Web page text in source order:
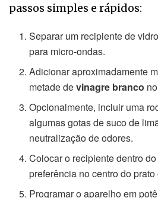
passos simples e rápidos:
Separar um recipiente de
para micro-ondas.
Adicionar aproximadamente
metade devinagre branco
Opcionalmente, incluir uma
algumas gotas de suco de
neutralização de odores.
Colocar o recipiente dentro
preferência no centro do prato
Programar o aparelho em